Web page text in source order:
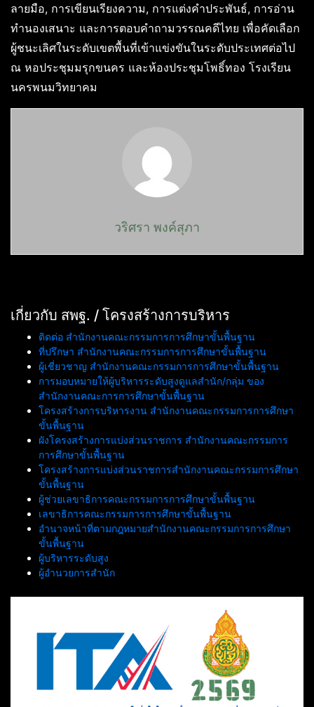
ลายมือ, การเขียนเรียงความ, การแต่งคำประพันธ์, การอ่าน
ทำนองเสนาะ และการตอบคำถามวรรณคดีไทย เพื่อคัดเลือก
ผู้ชนะเลิศในระดับเขตพื้นที่เข้าแข่งขันในระดับประเทศต่อไป
ณ หอประชุมมรุกขนคร และห้องประชุมโพธิ์ทอง โรงเรียน
นครพนมวิทยาคม
วริศรา พงค์สุภา
เกี่ยวกับ สพฐ. / โครงสร้างการบริหาร
ติดต่อ สำนักงานคณะกรรมการการศึกษาขั้นพื้นฐาน
ที่ปรึกษา สำนักงานคณะกรรมการการศึกษาขั้นพื้นฐาน
ผู้เชี่ยวชาญ สำนักงานคณะกรรมการการศึกษาขั้นพื้นฐาน
การมอบหมายให้ผู้บริหารระดับสูงดูแลสำนัก/กลุ่ม ของ
สำนักงานคณะการการศึกษาขั้นพื้นฐาน
โครงสร้างการบริหารงาน สำนักงานคณะกรรมการการศึกษา
ขั้นพื้นฐาน
ผังโครงสร้างการแบ่งส่วนราชการ สำนักงานคณะกรรมการ
การศึกษาขั้นพื้นฐาน
โครงสร้างการแบ่งส่วนราชการสำนักงานคณะกรรมการศึกษา
ขั้นพื้นฐาน
ผู้ช่วยเลขาธิการคณะกรรมการการศึกษาขั้นพื้นฐาน
เลขาธิการคณะกรรมการการศึกษาขั้นพื้นฐาน
อำนาจหน้าที่ตามกฎหมายสำนักงานคณะกรรมการการศึกษา
ขั้นพื้นฐาน
ผู้บริหารระดับสูง
ผู้อำนวยการสำนัก